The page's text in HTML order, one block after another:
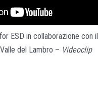
ESD in collaborazione con il
del Lambro – Videoclip